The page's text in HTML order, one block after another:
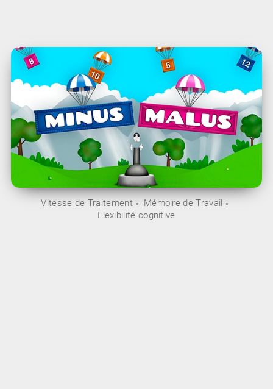
Vitesse de Traitement
Mémoire de Travail
Flexibilité cognitive